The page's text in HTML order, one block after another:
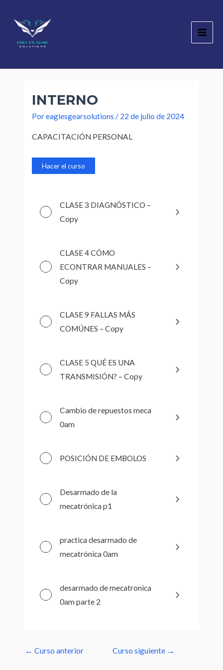
contenido
INTERNO
Poreaglesgearsolutions / 22 de julio de 2024
CAPACITACIÓN PERSONAL
Hacer el curso
CLASE 3 DIAGNÓSTICO –
Copy
CLASE 4 CÓMO
ECONTRAR MANUALES –
Copy
CLASE 9 FALLAS MÁS
COMÚNES – Copy
CLASE 5 QUÉ ES UNA
TRANSMISIÓN? – Copy
Cambio de repuestos meca
0am
POSICIÓN DE EMBOLOS
Desarmado de la
mecatrónica p1
practica desarmado de
mecatrónica 0am
desarmado de mecatronica
0am parte 2
← Curso anterior Curso siguiente →